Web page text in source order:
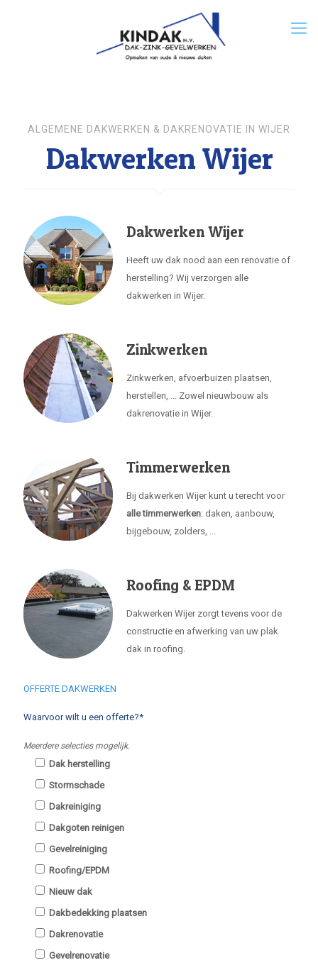
ALGEMENE DAKWERKEN & DAKRENOVATIE IN WIJER
Dakwerken Wijer
Dakwerken Wijer
Heeft uw dak nood aan een renovatie of
herstelling? Wij verzorgen alle
dakwerken in Wijer.
Zinkwerken
Zinkwerken, afvoerbuizen plaatsen,
herstellen, ... Zowel nieuwbouw als
dakrenovatie in Wijer.
Timmerwerken
Bij dakwerken Wijer kunt u terecht voor
alle timmerwerken: daken, aanbouw,
bijgebouw, zolders, ...
Roofing & EPDM
Dakwerken Wijer zorgt tevens voor de
constructie en afwerking van uw plak
dak in roofing.
OFFERTE DAKWERKEN
Waarvoor wilt u een offerte?*
Meerdere selecties mogelijk.
Dak herstelling
Stormschade
Dakreiniging
Dakgoten reinigen
Gevelreiniging
Roofing/EPDM
Nieuw dak
Dakbedekking plaatsen
Dakrenovatie
Gevelrenovatie